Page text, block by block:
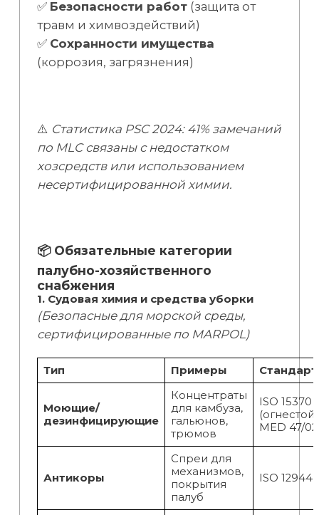
✅ Безопасности работ(защита от
травм и химвоздействий)
✅ Сохранности имущества
(коррозия, загрязнения)
⚠️ Статистика PSC 2024: 41% замечаний
по MLC связаны с недостатком
хозсредств или использованием
несертифицированной химии.
📦 Обязательные категории
палубно-хозяйственного
снабжения
1. Судовая химия и средства уборки
(Безопасные для морской среды,
сертифицированные по MARPOL)
Тип Примеры
Моющие/
дезинфицирующие
Концентраты
для камбуза,
гальюнов,
трюмов
ISO 15370
MED 47/02
Антикоры
Спреи для
механизмов,
покрытия
палуб
ISO 12944